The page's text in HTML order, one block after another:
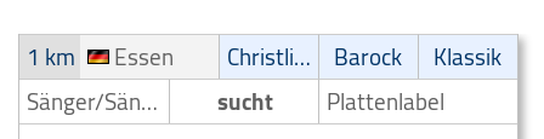
1 km Essen Christliche Musik Barock
Klassik
Sänger/Sängerin
sucht Plattenlabel